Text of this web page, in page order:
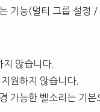
기능(멀티 그룹 설정
지 않습니다.
원하지 않습니다.
가능한 벨소리는 기